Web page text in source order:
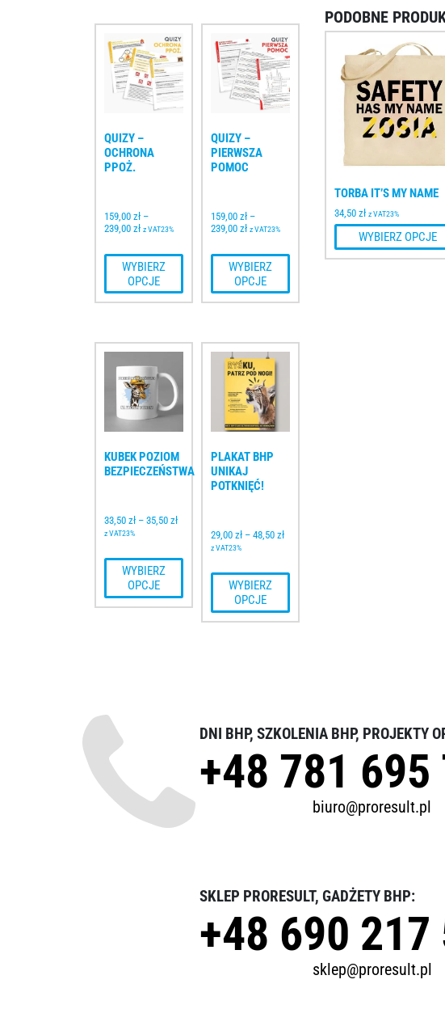
QUIZY –
OCHRONA
PPOŻ.
159,00 zł –
239,00 zł z VAT23%
WYBIERZ
OPCJE
QUIZY –
PIERWSZA
POMOC
159,00 zł –
239,00 zł z VAT23%
WYBIERZ
OPCJE
KUBEK POZIOM
BEZPIECZEŃSTWA
33,50 zł – 35,50 zł
z VAT23%
WYBIERZ
OPCJE
PLAKAT BHP
UNIKAJ
POTKNIĘĆ!
29,00 zł – 48,50 zł
z VAT23%
WYBIERZ
OPCJE
PODOBNE
TORBA IT’S MY NAME
34,50 zł z VAT23%
WYBIERZ OPCJE
DNI BHP, SZKOLENIA BHP, PROJEKTY
+48 781 695
biuro@proresult.pl
SKLEP PRORESULT, GADŻETY BHP:
+48 690 217
sklep@proresult.pl